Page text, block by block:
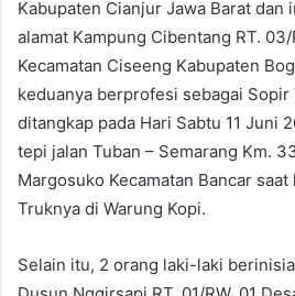
Kabupaten Cianjur Jawa Barat dan
alamat Kampung Cibentang RT.
Kecamatan Ciseeng Kabupaten
keduanya berprofesi sebagai Sopir
ditangkap pada Hari Sabtu 11 Juni
tepi jalan Tuban – Semarang Km.
Margosuko Kecamatan Bancar
Truknya di Warung Kopi.
Selain itu, 2 orang laki-laki